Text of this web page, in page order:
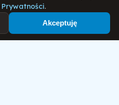
iPolitykę Prywatności
.
Akceptuję